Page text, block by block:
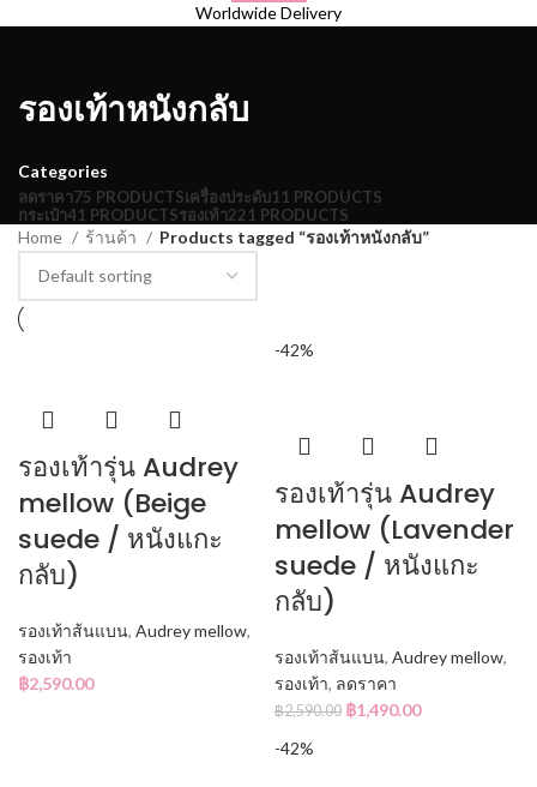
Worldwide Delivery
รองเท้าหนังกลับ
Categories
ลดราคา75 PRODUCTSเครื่องประดับ11 PRODUCTS
กระเป๋า41 PRODUCTSรองเท้า221 PRODUCTS
Home ร้านค้า Products tagged “รองเท้าหนังกลับ”
รองเท้ารุ่น Audrey
mellow (Beige
suede / หนังแกะ
กลับ)
รองเท้าส้นแบน, Audrey mellow,
รองเท้า
฿2,590.00
-42%
รองเท้ารุ่น Audrey
mellow (Lavender
suede / หนังแกะ
กลับ)
รองเท้าส้นแบน, Audrey mellow,
รองเท้า, ลดราคา
฿2,590.00 ฿1,490.00
-42%